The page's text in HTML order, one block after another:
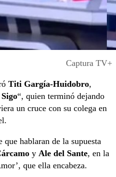
Captura TV+
Titi Gargía-Huidobro,
“, quien terminó dejando
un cruce con su colega en
hablaran de la supuesta
y Ale del Sante, en la
que ella encabeza.